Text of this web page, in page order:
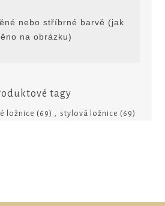
nebo stříbrné barvě (jak
na obrázku)
tagy
ložnice (69) stylová ložnice (69)